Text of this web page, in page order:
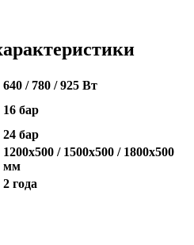
640 / 780 / 925 Вт
16 бар
24 бар
1200х500 / 1500х500 / 1800х500
мм
2 года